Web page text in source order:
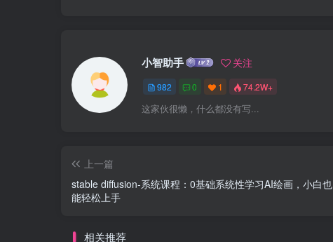
小智助手 关注
982 0 1 74.2W+
这家伙很懒，什么都没有写...
上一篇
stable diffusion-系统课程：0基础系统性学习AI绘画，小白也
能轻松上手
相关推荐